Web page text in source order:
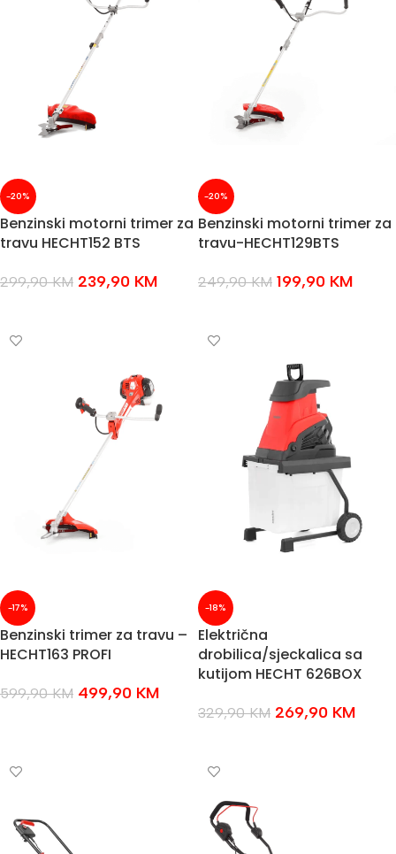
-20%
Benzinski motorni trimer za
travu HECHT152 BTS
299,90KM 239,90 KM
-20%
Benzinski motorni trimer za
travu-HECHT129BTS
249,90KM 199,90 KM
-17%
Benzinski trimer za travu –
HECHT163 PROFI
599,90KM 499,90 KM
-18%
Električna
drobilica/sjeckalica sa
kutijom HECHT 626BOX
329,90KM 269,90 KM